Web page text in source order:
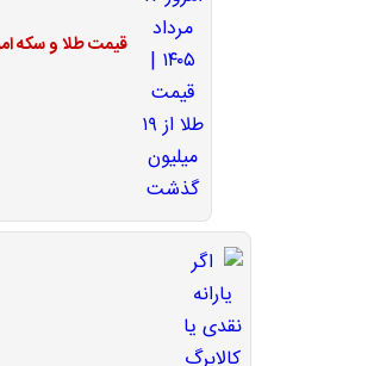
قیمت طلا و سکه امروز ۱۷ مرداد ۱۴۰۵ | قیمت طلا از ۱۹